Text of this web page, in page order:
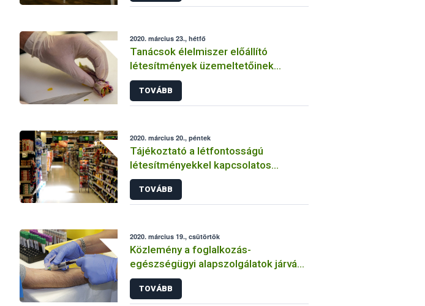
2020. március 23., hétfő
Tanácsok élelmiszer előállító
létesítmények üzemeltetőinek
koronavírus járvány idején
TOVÁBB
2020. március 20., péntek
Tájékoztató a létfontosságú
létesítményekkel kapcsolatos
legfontosabb tudnivalókról
TOVÁBB
2020. március 19., csütörtök
Közlemény a foglalkozás-
egészségügyi alapszolgálatok járvány
kapcsán ellátandó feladatairól
TOVÁBB